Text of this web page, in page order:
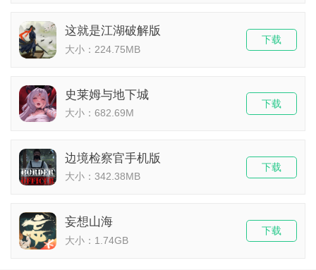
这就是江湖破解版
大小：224.75MB
下载
史莱姆与地下城
大小：682.69M
下载
边境检察官手机版
大小：342.38MB
下载
妄想山海
大小：1.74GB
下载